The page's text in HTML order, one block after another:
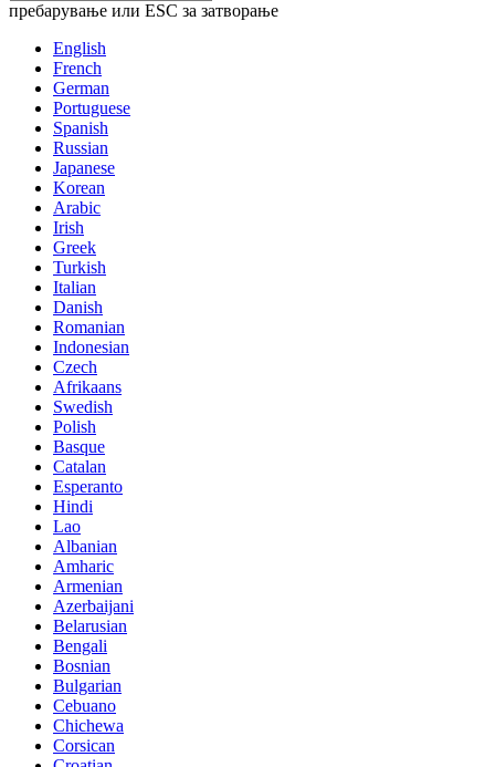
пребарување или ESC за затворање
English
French
German
Portuguese
Spanish
Russian
Japanese
Korean
Arabic
Irish
Greek
Turkish
Italian
Danish
Romanian
Indonesian
Czech
Afrikaans
Swedish
Polish
Basque
Catalan
Esperanto
Hindi
Lao
Albanian
Amharic
Armenian
Azerbaijani
Belarusian
Bengali
Bosnian
Bulgarian
Cebuano
Chichewa
Corsican